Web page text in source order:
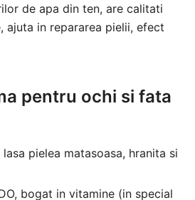
de apa din ten, are calitati
ajuta in repararea pielii, efect
pentru ochi si fata
lasa pielea matasoasa, hranita si
bogat in vitamine (in special